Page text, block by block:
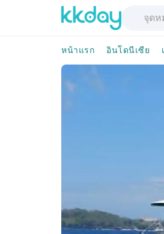
หน้าแรก อินโดนีเซีย